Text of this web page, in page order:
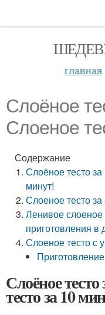
главная
Слоёное
Слоеное
Содержание
Слоёное тесто
минут!
Слоеное тесто
Ленивое слоеное
приготовления
Слоеное тесто с
Слоёное
тесто за 10